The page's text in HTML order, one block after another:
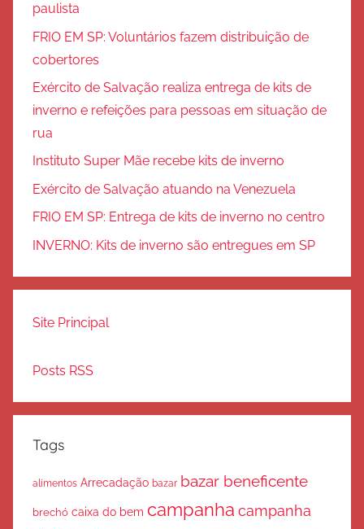
paulista
FRIO EM SP: Voluntários fazem distribuição de
cobertores
Exército de Salvação realiza entrega de kits de
inverno e refeições para pessoas em situação de
rua
Instituto Super Mãe recebe kits de inverno
Exército de Salvação atuando na Venezuela
FRIO EM SP: Entrega de kits de inverno no centro
INVERNO: Kits de inverno são entregues em SP
Site Principal
Posts RSS
Tags
alimentos Arrecadação bazar bazar beneficente
brechó caixa do bem campanha campanha